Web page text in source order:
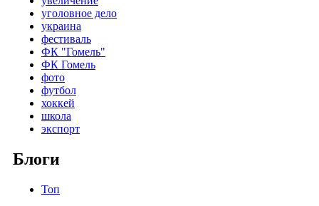
уголовное дело
украина
фестиваль
ФК "Гомель"
ФК Гомель
фото
футбол
хоккей
школа
экспорт
Блоги
Топ